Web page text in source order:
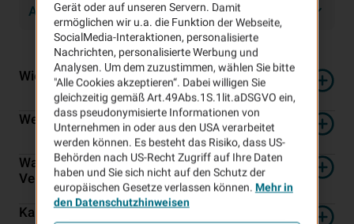
Allgemein
Wie kann ich eine Versicherung abschließen?
Welche Versicherung brauche ich?
Was ist im Kundenportal der VHV
Versicherungen zu finden?
Kann ich das VHV Kundenportal nutzen?
Gerät oder auf unseren Servern. Damit
ermöglichen wir u.a. die Funktion der Webseite,
SocialMedia-Interaktionen, personalisierte
Nachrichten, personalisierte Werbung und
Analysen. Um dem zuzustimmen, wählen Sie bitte
"Alle Cookies akzeptieren“. Dabei willigen Sie
gleichzeitig gemäß Art.49Abs.1S.1lit.aDSGVO ein,
dass pseudonymisierte Informationen von
Unternehmen in oder aus den USA verarbeitet
werden können. Es besteht das Risiko, dass US-
Behörden nach US-Recht Zugriff auf Ihre Daten
haben und Sie sich nicht auf den Schutz der
europäischen Gesetze verlassen können. Mehr in
den Datenschutzhinweisen